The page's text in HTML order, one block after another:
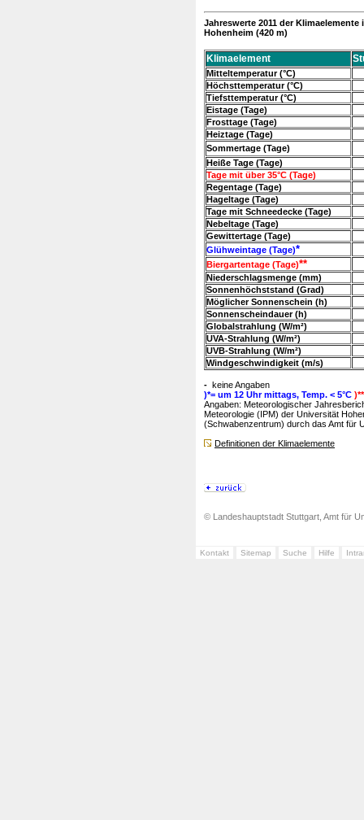
Jahreswerte 2011 der
Hohenheim (420 m)
Klimaelement
Mitteltemperatur (°C)
Höchsttemperatur (°C)
Tiefsttemperatur (°C)
Eistage (Tage)
Frosttage (Tage)
Heiztage (Tage)
Sommertage (Tage)
Heiße Tage (Tage)
Tage mit über 35°C (Tage)
Regentage (Tage)
Hageltage (Tage)
Tage mit Schneedecke (Tage)
Nebeltage (Tage)
Gewittertage (Tage)
Glühweintage (Tage)*
Biergartentage (Tage)**
Niederschlagsmenge (mm)
Sonnenhöchststand (Grad)
Möglicher Sonnenschein (h)
Sonnenscheindauer (h)
Globalstrahlung (W/m²)
UVA-Strahlung (W/m²)
UVB-Strahlung (W/m²)
Windgeschwindigkeit (m/s)
- keine Angaben
)*= um 12 Uhr mittags, Temp. < 5°C
Angaben: Meteorologischer
Meteorologie (IPM) der Universität
(Schwabenzentrum) durch das Amt für
Definitionen der Klimaelemente
© Landeshauptstadt Stuttgart, Amt für
Kontakt Sitemap Suche Hilfe